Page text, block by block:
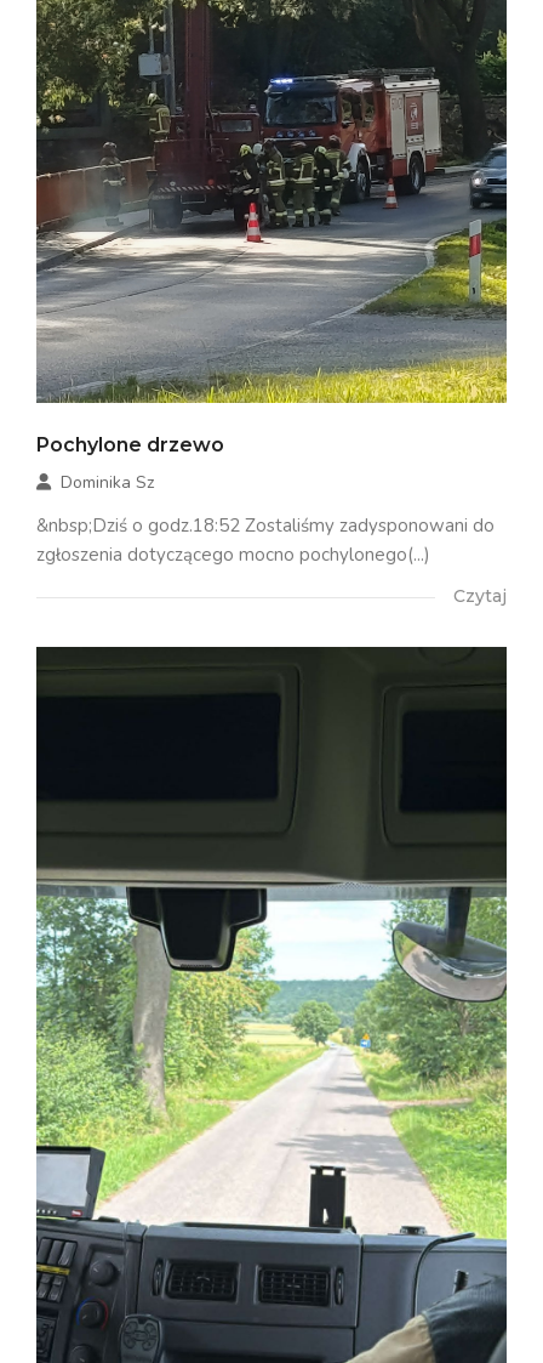
Pochylone drzewo
Dominika Sz
&nbsp;Dziś o godz.18:52 Zostaliśmy zadysponowani do
zgłoszenia dotyczącego mocno pochylonego(...)
Czytaj